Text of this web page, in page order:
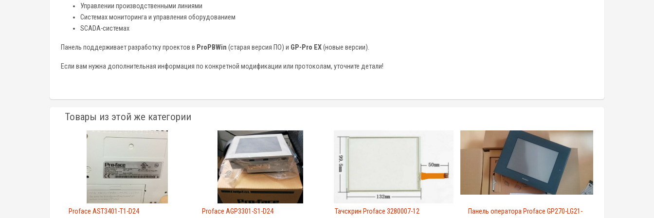
Управлении производственными линиями
Системах мониторинга и управления оборудованием
SCADA-системах
Панель поддерживает разработку проектов в ProPBWin (старая версия ПО) и GP-Pro EX(новые версии).
Если вам нужна дополнительная информация по конкретной модификации или протоколам, уточните детали!
Товары из этой же категории
Proface AST3401-T1-D24 Proface AGP3301-S1-D24 Тачскрин Proface 3280007-12 Панель оператора Proface GP270-LG21-